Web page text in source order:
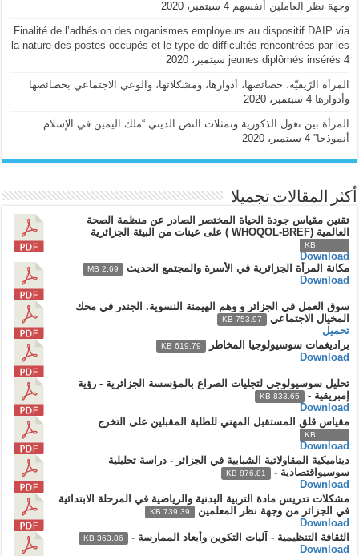
وجهة نظر العاملين أنفسهم 4 سبتمبر، 2020
Finalité de l’adhésion des organismes employeurs au dispositif DAIP via
la nature des postes occupés et le type de difficultés rencontrées par les
jeunes diplômés insérés 4 سبتمبر، 2020
المرأة الرّيفيّة، خصائصها، أدوارها، ومشكلاتها، والوعي الاجتماعي بخصائصها
وأدوارها 4 سبتمبر، 2020
المرأة بين تغول الذكورية وتمثلات النص الديني “ملك اليمين في الإسلام
أنموذجا” 4 سبتمبر، 2020
أكثر المقالات تجميلا
تقنين مقياس جودة الحياة المختصر الصادر عن منظمة الصحة
العالمية (WHOQOL-BREF ) على عينات من البيئة الجزائرية
Download
مكانة المرأة الجزائرية في الأسرة والمجتمع الحديث
2.69 MB
Download
سوق العمل في الجزائر و وهم الهيمنة النسوية. الجندر في محك
المخيال الاجتماعي
753.97 KB
تحميل
براديغمات سوسيولوجيا المخاطر
619.79 KB
Download
تحليل سوسيولوجي لتجليات الصراع بالمؤسسة الجزائرية - رؤية
إمبريقية -
833.65 KB
Download
مقياس قلق المستقبل المهني للطلبة المقبلين على التخرج
Download
ديناميكية المقاولاتية الشبابية في الجزائر - دراسة تحليلية
سوسيواقتصادية -
876.81 KB
Download
مشكلات تدريس مادة التربية البدنية والرياضية في المرحلة الابتدائية
في الجزائر من وجهة نظر المعلمين
739.39 KB
Download
الثقافة التنظيمية - آليات التكوين وأبعاد الممارسة -
363.86 KB
Download